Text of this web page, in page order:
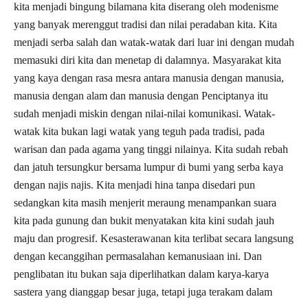
kita menjadi bingung bilamana kita diserang oleh modenisme
yang banyak merenggut tradisi dan nilai peradaban kita. Kita
menjadi serba salah dan watak-watak dari luar ini dengan mudah
memasuki diri kita dan menetap di dalamnya. Masyarakat kita
yang kaya dengan rasa mesra antara manusia dengan manusia,
manusia dengan alam dan manusia dengan Penciptanya itu
sudah menjadi miskin dengan nilai-nilai komunikasi. Watak-
watak kita bukan lagi watak yang teguh pada tradisi, pada
warisan dan pada agama yang tinggi nilainya. Kita sudah rebah
dan jatuh tersungkur bersama lumpur di bumi yang serba kaya
dengan najis najis. Kita menjadi hina tanpa disedari pun
sedangkan kita masih menjerit meraung menampankan suara
kita pada gunung dan bukit menyatakan kita kini sudah jauh
maju dan progresif. Kesasterawanan kita terlibat secara langsung
dengan kecanggihan permasalahan kemanusiaan ini. Dan
penglibatan itu bukan saja diperlihatkan dalam karya-karya
sastera yang dianggap besar juga, tetapi juga terakam dalam